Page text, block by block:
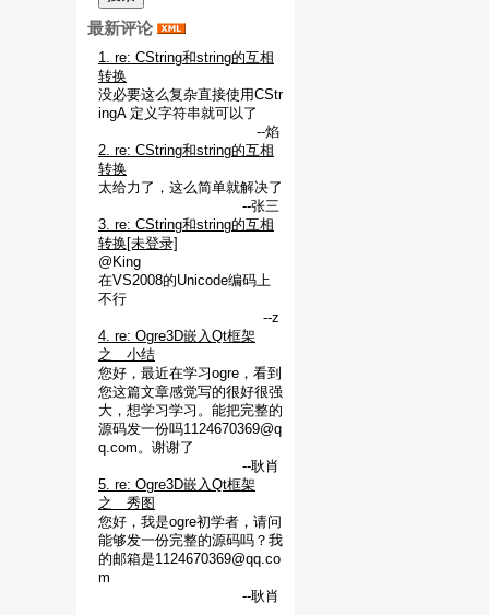
最新评论
1. re: CString和string的互相
转换
没必要这么复杂直接使用CStr
ingA 定义字符串就可以了
--焰
2. re: CString和string的互相
转换
太给力了，这么简单就解决了
--张三
3. re: CString和string的互相
转换[未登录]
@King
在VS2008的Unicode编码上
不行
--z
4. re: Ogre3D嵌入Qt框架
之 小结
您好，最近在学习ogre，看到
您这篇文章感觉写的很好很强
大，想学习学习。能把完整的
源码发一份吗1124670369@q
q.com。谢谢了
--耿肖
5. re: Ogre3D嵌入Qt框架
之 秀图
您好，我是ogre初学者，请问
能够发一份完整的源码吗？我
的邮箱是1124670369@qq.co
m
--耿肖